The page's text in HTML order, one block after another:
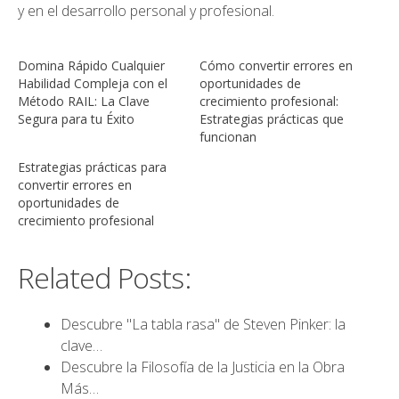
y en el desarrollo personal y profesional.
Domina Rápido Cualquier
Habilidad Compleja con el
Método RAIL: La Clave
Segura para tu Éxito
Cómo convertir errores en
oportunidades de
crecimiento profesional:
Estrategias prácticas que
funcionan
Estrategias prácticas para
convertir errores en
oportunidades de
crecimiento profesional
Related Posts:
Descubre "La tabla rasa" de Steven Pinker: la
clave…
Descubre la Filosofía de la Justicia en la Obra
Más…